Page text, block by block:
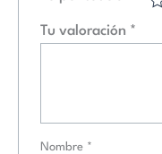
Tu valoración *
Nombre *